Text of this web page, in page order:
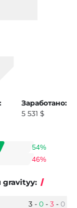
Заработано:
5 531 $
54%
46%
gravityy:
3 - 0 - 3 - 0